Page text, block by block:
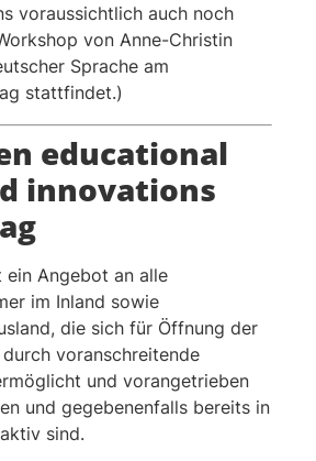
voraussichtlich auch noch
von Anne-Christin
Sprache am
stattfindet.)
educational
innovations
ein Angebot an alle
im Inland sowie
die sich für Öffnung der
voranschreitende
und vorangetrieben
und gegebenenfalls bereits in
sind.